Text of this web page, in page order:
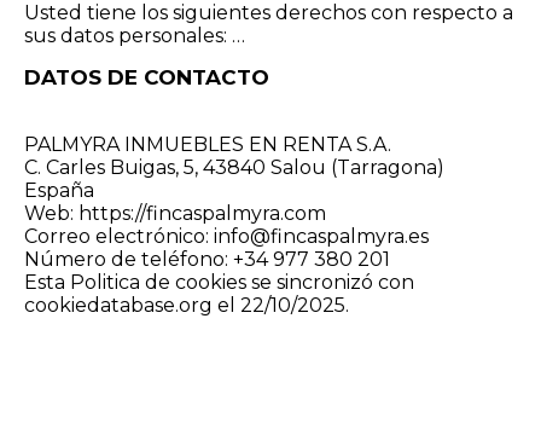
Usted tiene los siguientes derechos con respecto a
sus datos personales: …
DATOS DE CONTACTO
PALMYRA INMUEBLES EN RENTA S.A.
C. Carles Buigas, 5, 43840 Salou (Tarragona)
España
Web: https://fincaspalmyra.com
Correo electrónico: info@fincaspalmyra.es
Número de teléfono: +34 977 380 201
Esta Politica de cookies se sincronizó con
cookiedatabase.org el 22/10/2025.